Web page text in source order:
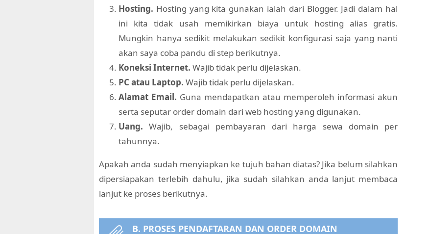
Hosting. Hosting yang kita gunakan ialah dari Blogger. Jadi dalam hal
ini kita tidak usah memikirkan biaya untuk hosting alias gratis.
Mungkin hanya sedikit melakukan sedikit konfigurasi saja yang nanti
akan saya coba pandu di step berikutnya.
Koneksi Internet. Wajib tidak perlu dijelaskan.
PC atau Laptop. Wajib tidak perlu dijelaskan.
Alamat Email. Guna mendapatkan atau memperoleh informasi akun
serta seputar order domain dari web hosting yang digunakan.
Uang. Wajib, sebagai pembayaran dari harga sewa domain per
tahunnya.
Apakah anda sudah menyiapkan ke tujuh bahan diatas? Jika belum silahkan
dipersiapakan terlebih dahulu, jika sudah silahkan anda lanjut membaca
lanjut ke proses berikutnya.
B. PROSES PENDAFTARAN DAN ORDER DOMAIN